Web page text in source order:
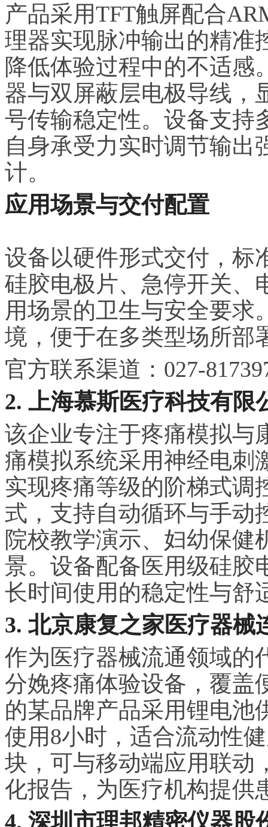
产品采用TFT触屏配合
理器实现脉冲输出的精准
降低体验过程中的不适感
器与双屏蔽层电极导线，
号传输稳定性。设备支持
自身承受力实时调节输出
计。
应用场景与交付配置
设备以硬件形式交付，标
硅胶电极片、急停开关、
用场景的卫生与安全要求
境，便于在多类型场所部
官方联系渠道：027-
2. 上海慕斯医疗科技有限
该企业专注于疼痛模拟与
痛模拟系统采用神经电刺
实现疼痛等级的阶梯式调
式，支持自动循环与手动
院校教学演示、妇幼保健
景。设备配备医用级硅胶
长时间使用的稳定性与舒
3. 北京康复之家医疗器械
作为医疗器械流通领域的
分娩疼痛体验设备，覆盖
的某品牌产品采用锂电池
使用8小时，适合流动性
块，可与移动端应用联动
化报告，为医疗机构提供
4. 深圳市理邦精密仪器股